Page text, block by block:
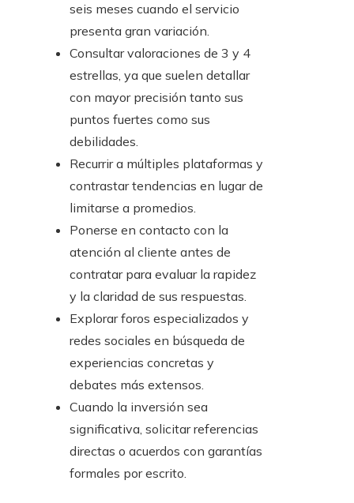
seis meses cuando el servicio
presenta gran variación.
Consultar valoraciones de 3 y 4
estrellas, ya que suelen detallar
con mayor precisión tanto sus
puntos fuertes como sus
debilidades.
Recurrir a múltiples plataformas y
contrastar tendencias en lugar de
limitarse a promedios.
Ponerse en contacto con la
atención al cliente antes de
contratar para evaluar la rapidez
y la claridad de sus respuestas.
Explorar foros especializados y
redes sociales en búsqueda de
experiencias concretas y
debates más extensos.
Cuando la inversión sea
significativa, solicitar referencias
directas o acuerdos con garantías
formales por escrito.